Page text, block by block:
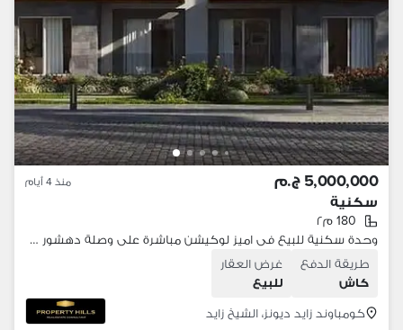
5,000,000 ج.م منذ 4 أيام
سكنية
180 م٢
وحدة سكنية للبيع فى اميز لوكيشن مباشرة على وصلة دهشور و بجوار بيفرلى هيلز
طريقة الدفع
كاش
غرض العقار
للبيع
كومباوند زايد ديونز، الشيخ زايد